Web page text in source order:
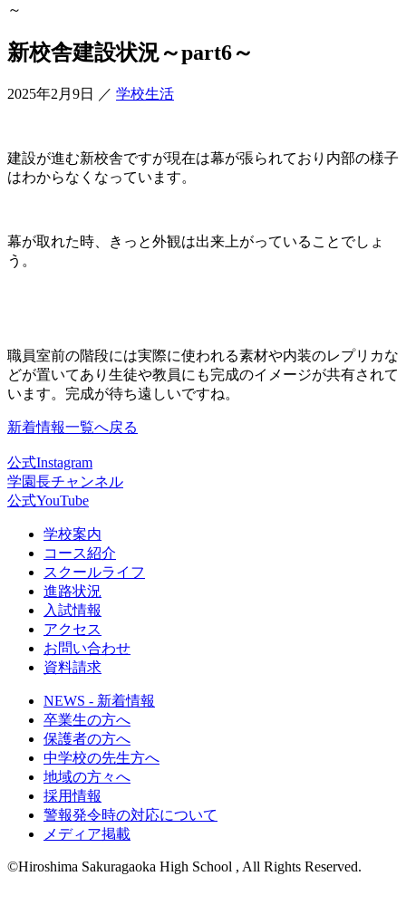
～
新校舎建設状況～part6～
2025年2月9日 ／ 学校生活
建設が進む新校舎ですが現在は幕が張られており内部の様子
はわからなくなっています。
幕が取れた時、きっと外観は出来上がっていることでしょ
う。
職員室前の階段には実際に使われる素材や内装のレプリカな
どが置いてあり生徒や教員にも完成のイメージが共有されて
います。完成が待ち遠しいですね。
新着情報一覧へ戻る
公式Instagram
学園長チャンネル
公式YouTube
学校案内
コース紹介
スクールライフ
進路状況
入試情報
アクセス
お問い合わせ
資料請求
NEWS - 新着情報
卒業生の方へ
保護者の方へ
中学校の先生方へ
地域の方々へ
採用情報
警報発令時の対応について
メディア掲載
©Hiroshima Sakuragaoka High School , All Rights Reserved.